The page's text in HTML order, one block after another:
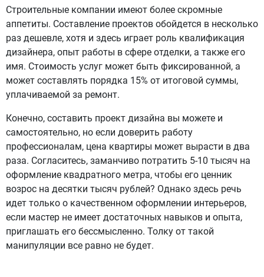
Строительные компании имеют более скромные
аппетиты. Составление проектов обойдется в несколько
раз дешевле, хотя и здесь играет роль квалификация
дизайнера, опыт работы в сфере отделки, а также его
имя. Стоимость услуг может быть фиксированной, а
может составлять порядка 15% от итоговой суммы,
уплачиваемой за ремонт.
Конечно, составить проект дизайна вы можете и
самостоятельно, но если доверить работу
профессионалам, цена квартиры может вырасти в два
раза. Согласитесь, заманчиво потратить 5-10 тысяч на
оформление квадратного метра, чтобы его ценник
возрос на десятки тысяч рублей? Однако здесь речь
идет только о качественном оформлении интерьеров,
если мастер не имеет достаточных навыков и опыта,
приглашать его бессмысленно. Толку от такой
манипуляции все равно не будет.